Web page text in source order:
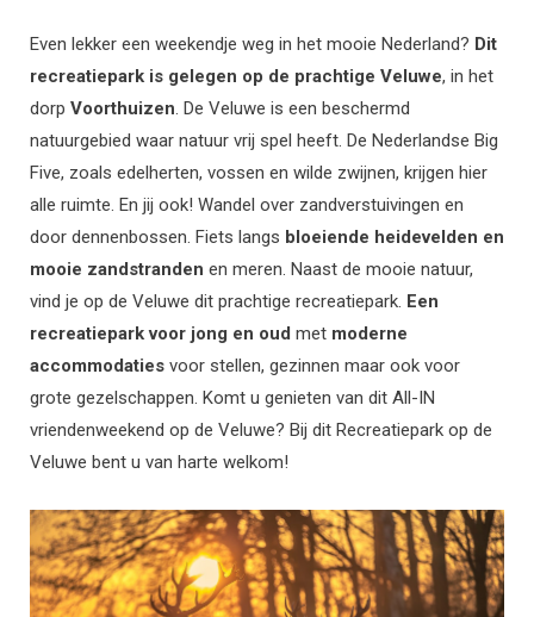
Even lekker een weekendje weg in het mooie Nederland? Dit
recreatiepark is gelegen op de prachtige Veluwe, in het
dorp Voorthuizen. De Veluwe is een beschermd
natuurgebied waar natuur vrij spel heeft. De Nederlandse Big
Five, zoals edelherten, vossen en wilde zwijnen, krijgen hier
alle ruimte. En jij ook! Wandel over zandverstuivingen en
door dennenbossen. Fiets langs bloeiende heidevelden en
mooie zandstranden en meren. Naast de mooie natuur,
vind je op de Veluwe dit prachtige recreatiepark. Een
recreatiepark voor jong en oud met moderne
accommodaties voor stellen, gezinnen maar ook voor
grote gezelschappen. Komt u genieten van dit All-IN
vriendenweekend op de Veluwe? Bij dit Recreatiepark op de
Veluwe bent u van harte welkom!